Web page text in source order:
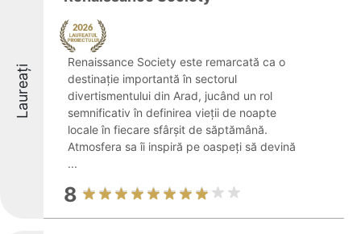
Laureați
Renaissance Society este remarcată ca o
destinație importantă în sectorul
divertismentului din Arad, jucând un rol
semnificativ în definirea vieții de noapte
locale în fiecare sfârșit de săptămână.
Atmosfera sa îi inspiră pe oaspeți să devină
...
8